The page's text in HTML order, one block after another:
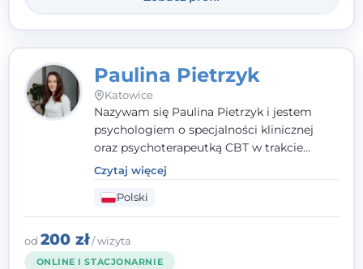
Paulina Pietrzyk
Katowice
Nazywam się Paulina Pietrzyk i jestem
psychologiem o specjalności klinicznej
oraz psychoterapeutką CBT w trakcie
szkolenia. Pracuję z dorosłymi, którzy
szukają wsparcia w trudnych momentach -
w obliczu lęku, przewlekłego stresu,
natłoku myśli, obniżonego nastroju,
wypalenia czy kryzysu, a także po prostu
chcą lepiej poznać siebie.
Czytaj więcej
Polski
od 200 zł/ wizyta
ONLINE I STACJONARNIE